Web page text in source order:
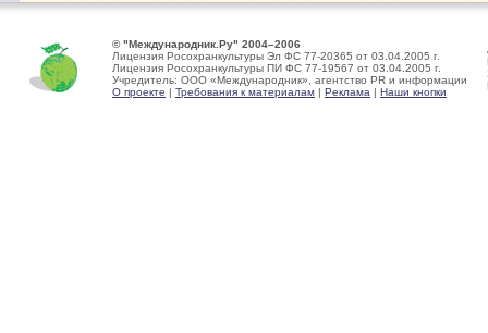
© "Международник.Ру" 2004–2006
Лицензия Росохранкультуры Эл ФС 77-20365 от 03.04.2005 г.
Лицензия Росохранкультуры ПИ ФС 77-19567 от 03.04.2005 г.
Учредитель: ООО «Международник», агентство PR и информации
О проекте | Требования к материалам | Реклама | Наши кнопки